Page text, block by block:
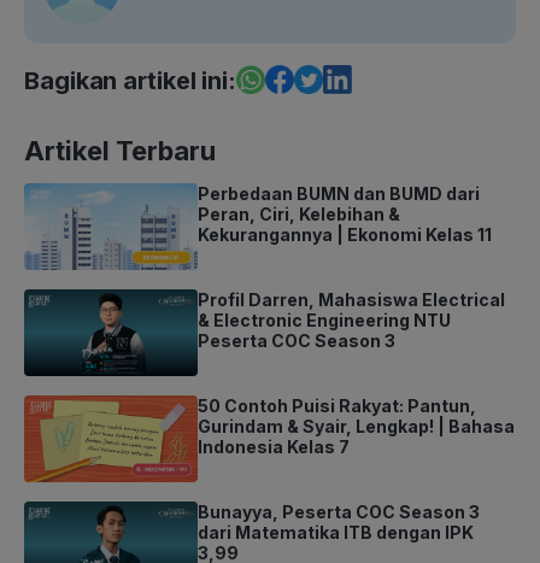
Bagikan artikel ini:
Artikel Terbaru
Perbedaan BUMN dan BUMD dari
Peran, Ciri, Kelebihan &
Kekurangannya | Ekonomi Kelas 11
Profil Darren, Mahasiswa Electrical
& Electronic Engineering NTU
Peserta COC Season 3
50 Contoh Puisi Rakyat: Pantun,
Gurindam & Syair, Lengkap! | Bahasa
Indonesia Kelas 7
Bunayya, Peserta COC Season 3
dari Matematika ITB dengan IPK
3,99